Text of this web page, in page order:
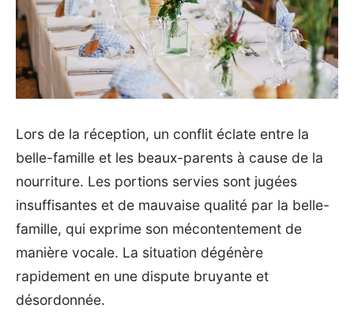
Lors de la réception, un conflit éclate entre la
belle-famille et les beaux-parents à cause de la
nourriture. Les portions servies sont jugées
insuffisantes et de mauvaise qualité par la belle-
famille, qui exprime son mécontentement de
manière vocale. La situation dégénère
rapidement en une dispute bruyante et
désordonnée.